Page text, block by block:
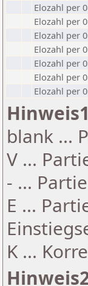
Elozahl per
Elozahl per
Elozahl per
Elozahl per
Elozahl per
Elozahl per
Elozahl per
Hinweis1
blank ...
V ...
- ...
E ...
K ...